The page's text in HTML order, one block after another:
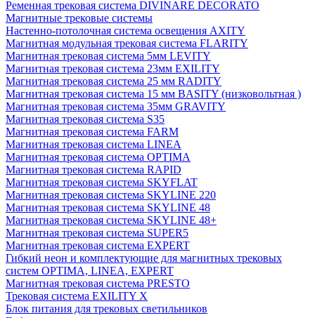
Ременная трековая система DIVINARE DECORATO
Магнитные трековые системы
Настенно-потолочная система освещения AXITY
Магнитная модульная трековая система FLARITY
Магнитная трековая система 5мм LEVITY
Магнитная трековая система 23мм EXILITY
Магнитная трековая система 25 мм RADITY
Магнитная трековая система 15 мм BASITY (низковольтная )
Магнитная трековая система 35мм GRAVITY
Магнитная трековая система S35
Магнитная трековая система FARM
Магнитная трековая система LINEA
Магнитная трековая система OPTIMA
Магнитная трековая система RAPID
Магнитная трековая система SKYFLAT
Магнитная трековая система SKYLINE 220
Магнитная трековая система SKYLINE 48
Магнитная трековая система SKYLINE 48+
Магнитная трековая система SUPER5
Магнитная трековая система EXPERT
Гибкий неон и комплектующие для магнитных трековых
систем OPTIMA, LINEA, EXPERT
Магнитная трековая система PRESTO
Трековая система EXILITY X
Блок питания для трековых светильников